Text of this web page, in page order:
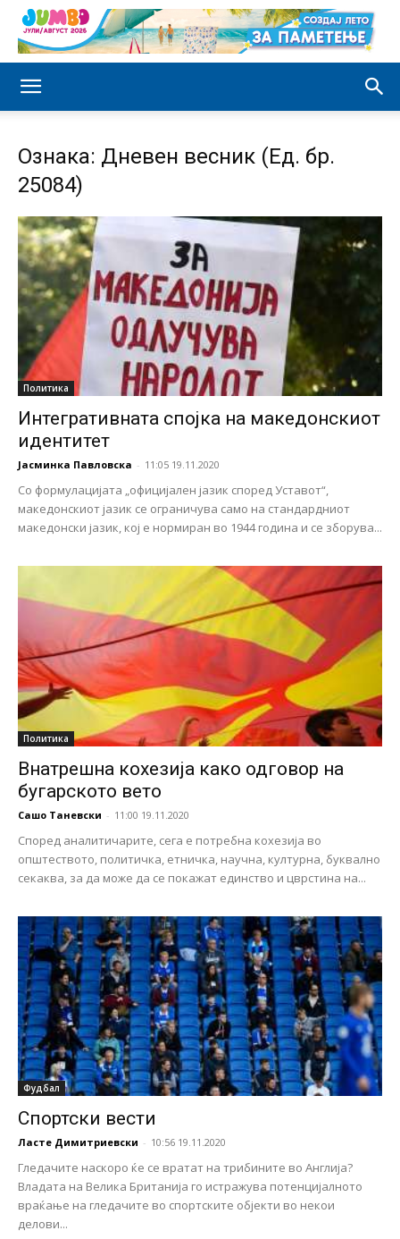
Ознака: Дневен весник (Ед. бр.
25084)
Политика
Интегративната спојка на македонскиот
идентитет
Јасминка Павловска - 11:05 19.11.2020
Со формулацијата „официјален јазик според Уставот“,
македонскиот јазик се ограничува само на стандардниот
македонски јазик, кој е нормиран во 1944 година и се зборува...
Политика
Внатрешна кохезија како одговор на
бугарското вето
Сашо Таневски - 11:00 19.11.2020
Според аналитичарите, сега е потребна кохезија во
општеството, политичка, етничка, научна, културна, буквално
секаква, за да може да се покажат единство и цврстина на...
Фудбал
Спортски вести
Ласте Димитриевски - 10:56 19.11.2020
Гледачите наскоро ќе се вратат на трибините во Англија?
Владата на Велика Британија го истражува потенцијалното
враќање на гледачите во спортските објекти во некои
делови...